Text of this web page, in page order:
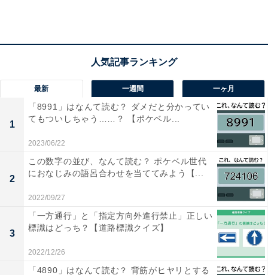
みんな大好きな麺料理「うどん」の消費量全国1位の都
最新 一週間 一ヶ月
1
「8991」はなんて読む？ ダメだと分かってい
てもついしちゃう……？ 【ポケベル...
2023/06/22
2
この数字の並び、なんて読む？ ポケベル世代
におなじみの語呂合わせを当ててみよう【...
2022/09/27
3
「一方通行」と「指定方向外進行禁止」正しい
標識はどっち？【道路標識クイズ】
2022/12/26
「4890」はなんて読む？ 背筋がヒヤリとする